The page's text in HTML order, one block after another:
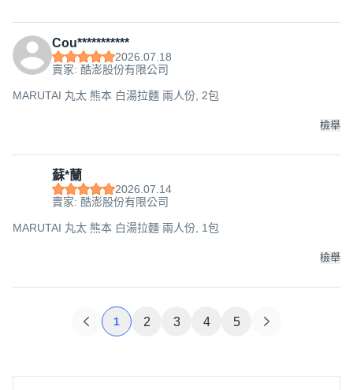
Cou***********
2026.07.18
賣家: 酷澎股份有限公司
MARUTAI 丸太 熊本 白湯拉麵 兩人份, 2包
檢舉
蘇*蘭
2026.07.14
賣家: 酷澎股份有限公司
MARUTAI 丸太 熊本 白湯拉麵 兩人份, 1包
檢舉
1 2 3 4 5